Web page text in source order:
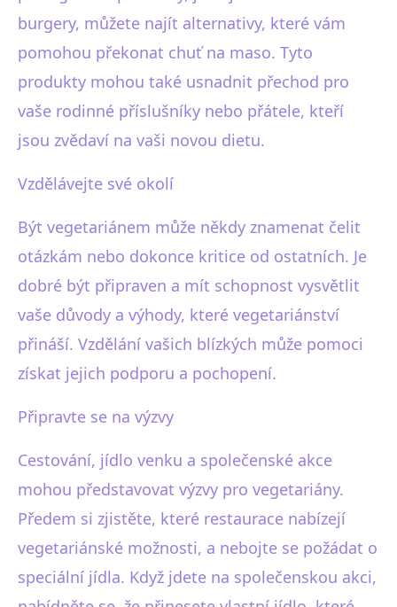
burgery, můžete najít alternativy, které vám
pomohou překonat chuť na maso. Tyto
produkty mohou také usnadnit přechod pro
vaše rodinné příslušníky nebo přátele, kteří
jsou zvědaví na vaši novou dietu.
Vzdělávejte své okolí
Být vegetariánem může někdy znamenat čelit
otázkám nebo dokonce kritice od ostatních. Je
dobré být připraven a mít schopnost vysvětlit
vaše důvody a výhody, které vegetariánství
přináší. Vzdělání vašich blízkých může pomoci
získat jejich podporu a pochopení.
Připravte se na výzvy
Cestování, jídlo venku a společenské akce
mohou představovat výzvy pro vegetariány.
Předem si zjistěte, které restaurace nabízejí
vegetariánské možnosti, a nebojte se požádat o
speciální jídla. Když jdete na společenskou akci,